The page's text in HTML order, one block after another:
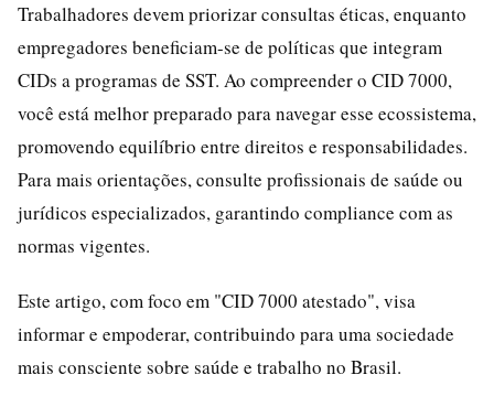
Trabalhadores devem priorizar consultas éticas, enquanto
empregadores beneficiam-se de políticas que integram
CIDs a programas de SST. Ao compreender o CID 7000,
você está melhor preparado para navegar esse ecossistema,
promovendo equilíbrio entre direitos e responsabilidades.
Para mais orientações, consulte profissionais de saúde ou
jurídicos especializados, garantindo compliance com as
normas vigentes.
Este artigo, com foco em "CID 7000 atestado", visa
informar e empoderar, contribuindo para uma sociedade
mais consciente sobre saúde e trabalho no Brasil.